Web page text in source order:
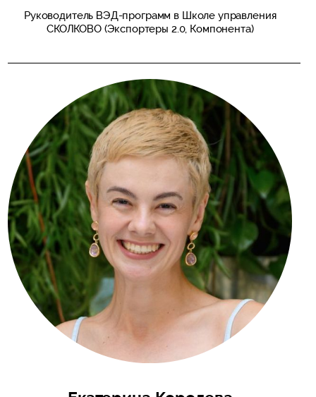
Руководитель ВЭД-программ в Школе управления
СКОЛКОВО (Экспортеры 2.0, Компонента)